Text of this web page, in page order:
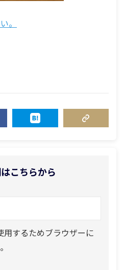
。
こちらから
用するためブラウザーに